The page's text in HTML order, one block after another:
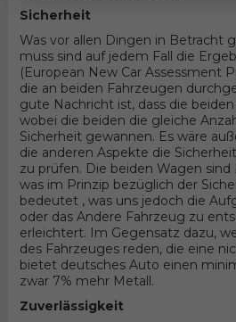
Sicherheit
Was vor allen Dingen in Betracht
muss sind auf jedem Fall die
(European New Car Assessment
die an beiden Fahrzeugen
gute Nachricht ist, dass die
wobei die beiden die gleiche
Sicherheit gewannen. Es wäre
die anderen Aspekte die
zu prüfen. Die beiden Wagen
was im Prinzip bezüglich der
bedeutet , was uns jedoch die
oder das Andere Fahrzeug zu
erleichtert. Im Gegensatz dazu,
des Fahrzeuges reden, die eine
bietet deutsches Auto einen
zwar 7% mehr Metall.
Zuverlässigkeit